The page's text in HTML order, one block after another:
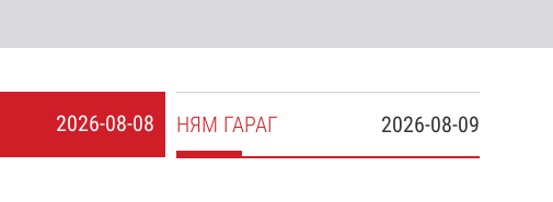
2026-08-08 2026-08-09
НЯМ ГАРАГ